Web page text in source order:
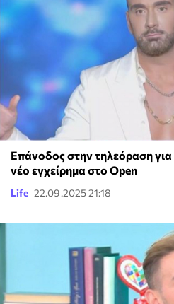
Επάνοδος στην τηλεόραση
νέο εγχείρημα στο Open
Life 22.09.2025 21:18